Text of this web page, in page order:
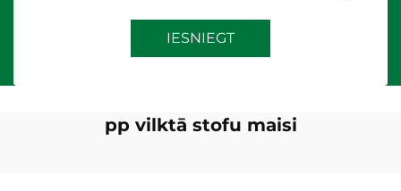
IESNIEGT
pp vilktā stofu maisi